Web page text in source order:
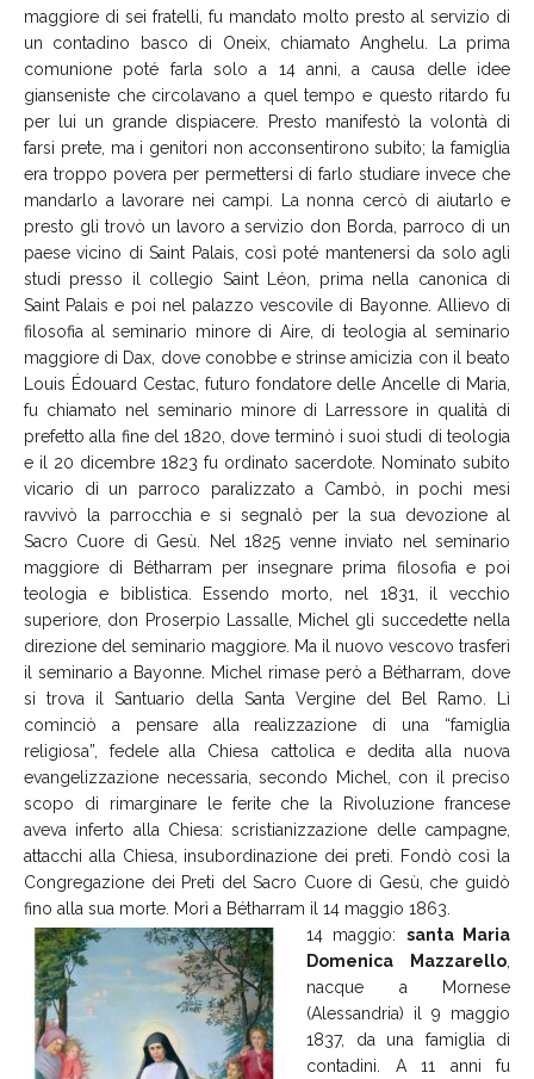
maggiore di sei fratelli, fu mandato molto presto al servizio di
un contadino basco di Oneix, chiamato Anghelu. La prima
comunione poté farla solo a 14 anni, a causa delle idee
gianseniste che circolavano a quel tempo e questo ritardo fu
per lui un grande dispiacere. Presto manifestò la volontà di
farsi prete, ma i genitori non acconsentirono subito; la famiglia
era troppo povera per permettersi di farlo studiare invece che
mandarlo a lavorare nei campi. La nonna cercò di aiutarlo e
presto gli trovò un lavoro a servizio don Borda, parroco di un
paese vicino di Saint Palais, così poté mantenersi da solo agli
studi presso il collegio Saint Léon, prima nella canonica di
Saint Palais e poi nel palazzo vescovile di Bayonne. Allievo di
filosofia al seminario minore di Aire, di teologia al seminario
maggiore di Dax, dove conobbe e strinse amicizia con il beato
Louis Édouard Cestac, futuro fondatore delle Ancelle di Maria,
fu chiamato nel seminario minore di Larressore in qualità di
prefetto alla fine del 1820, dove terminò i suoi studi di teologia
e il 20 dicembre 1823 fu ordinato sacerdote. Nominato subito
vicario di un parroco paralizzato a Cambò, in pochi mesi
ravvivò la parrocchia e si segnalò per la sua devozione al
Sacro Cuore di Gesù. Nel 1825 venne inviato nel seminario
maggiore di Bétharram per insegnare prima filosofia e poi
teologia e biblistica. Essendo morto, nel 1831, il vecchio
superiore, don Proserpio Lassalle, Michel gli succedette nella
direzione del seminario maggiore. Ma il nuovo vescovo trasferì
il seminario a Bayonne. Michel rimase però a Bétharram, dove
si trova il Santuario della Santa Vergine del Bel Ramo. Lì
cominciò a pensare alla realizzazione di una “famiglia
religiosa”, fedele alla Chiesa cattolica e dedita alla nuova
evangelizzazione necessaria, secondo Michel, con il preciso
scopo di rimarginare le ferite che la Rivoluzione francese
aveva inferto alla Chiesa: scristianizzazione delle campagne,
attacchi alla Chiesa, insubordinazione dei preti. Fondò così la
Congregazione dei Preti del Sacro Cuore di Gesù, che guidò
fino alla sua morte. Morì a Bétharram il 14 maggio 1863.
14 maggio: santa Maria
Domenica Mazzarello
nacque a Mornese
(Alessandria) il 9 maggio
1837, da una famiglia di
contadini. A 11 anni fu